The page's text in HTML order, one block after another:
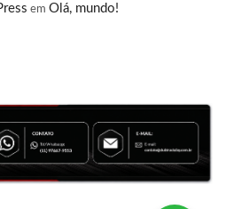
em Olá, mundo!